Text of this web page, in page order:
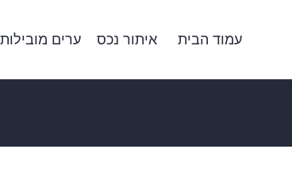
עמוד הבית איתור נכס ערים מובילות